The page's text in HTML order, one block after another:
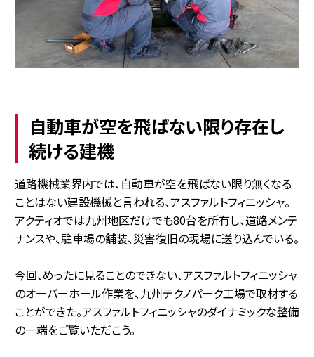
自動車が空を飛ばない限り存在し
続ける建機
道路機械業界内では、自動車が空を飛ばない限り無くなる
ことはない建設機械と言われる、アスファルトフィニッシャ。
アクティオでは九州地区だけでも80台を所有し、道路メンテ
ナンスや、駐車場の舗装、災害復旧の現場に送り込んでいる。
今回、めったに見ることのできない、アスファルトフィニッシャ
のオーバーホール作業を、九州テクノパーク工場で取材する
ことができた。アスファルトフィニッシャのダイナミックな整備
の一端をご覧いただこう。